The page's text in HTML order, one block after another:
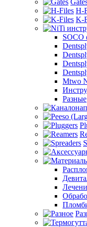
H-
K-
SOCO
Mtwo
Разные